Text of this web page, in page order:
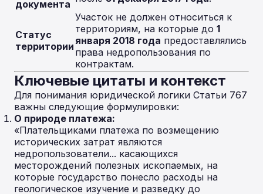
документа
Статус
территории
Участок не должен относиться к
территориям, на которые до 1
января 2018 года предоставлялись
права недропользования по
контрактам.
Ключевые цитаты и контекст
Для понимания юридической логики Статьи 767
важны следующие формулировки:
О природе платежа:
«Плательщиками платежа по возмещению
исторических затрат являются
недропользователи... касающихся
месторождений полезных ископаемых, на
которые государство понесло расходы на
геологическое изучение и разведку до